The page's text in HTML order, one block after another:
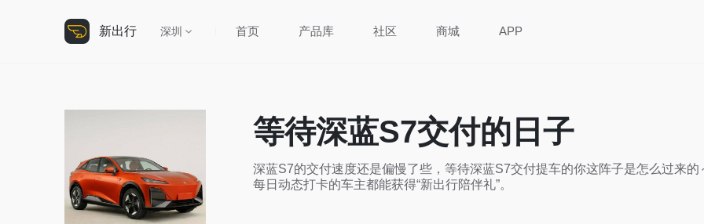
新出行 深圳 首页 产品库 社区 商城 APP
等待深蓝S7交付的日子
深蓝S7的交付速度还是偏慢了些，等待深蓝S7交付提车的你这阵子是怎么过来
每日动态打卡的车主都能获得“新出行陪伴礼”。